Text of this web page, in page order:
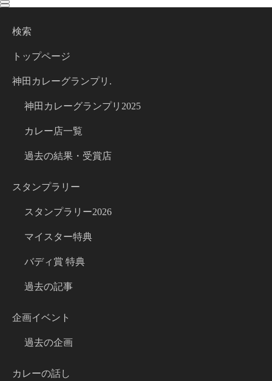
toggle
toggle
検索
トップページ
神田カレーグランプリ.
神田カレーグランプリ2025
カレー店一覧
過去の結果・受賞店
スタンプラリー
スタンプラリー2026
マイスター特典
バディ賞 特典
過去の記事
企画イベント
過去の企画
カレーの話し